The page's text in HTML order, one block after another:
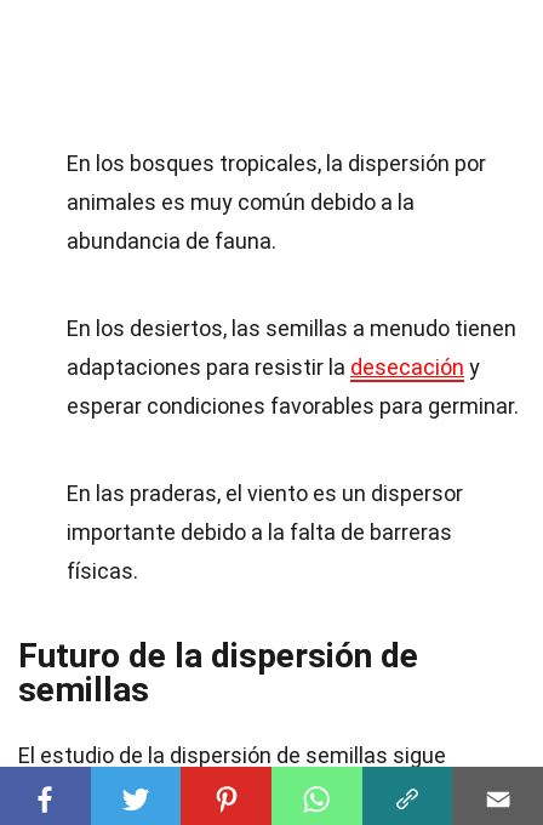
En los bosques tropicales, la dispersión por
animales es muy común debido a la
abundancia de fauna.
En los desiertos, las semillas a menudo tienen
adaptaciones para resistir la desecación y
esperar condiciones favorables para germinar.
En las praderas, el viento es un dispersor
importante debido a la falta de barreras
físicas.
Futuro de la dispersión de
semillas
El estudio de la dispersión de semillas sigue
evolucionando y ofreciendo nuevas perspectivas.